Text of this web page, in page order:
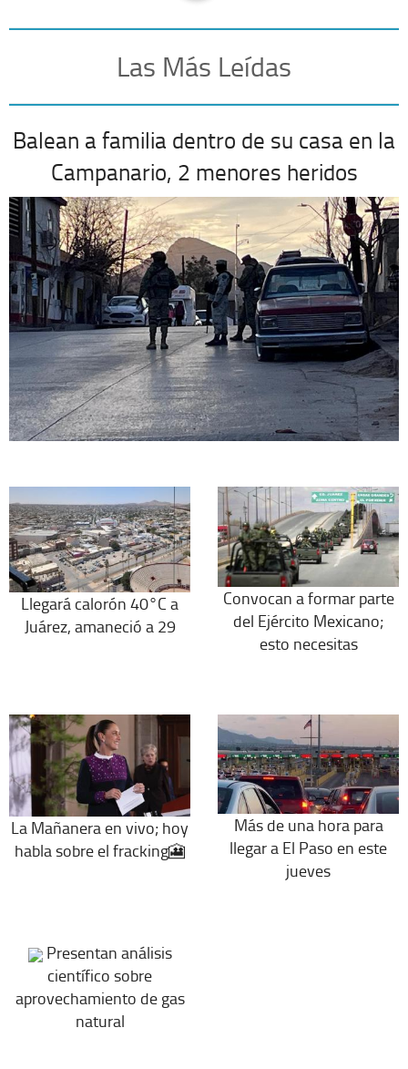
Las Más Leídas
Balean a familia dentro de su casa en la
Campanario, 2 menores heridos
Llegará calorón 40°C a
Juárez, amaneció a 29
Convocan a formar parte
del Ejército Mexicano;
esto necesitas
La Mañanera en vivo; hoy
habla sobre el fracking🎦
Más de una hora para
llegar a El Paso en este
jueves
Presentan análisis
científico sobre
aprovechamiento de gas
natural